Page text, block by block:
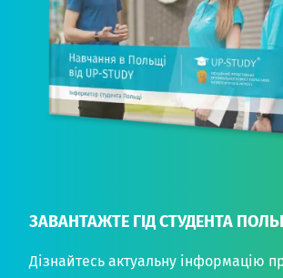
ЗАВАНТАЖТЕ ГІД СТУДЕНТА
Дізнайтесь актуальну інформацію